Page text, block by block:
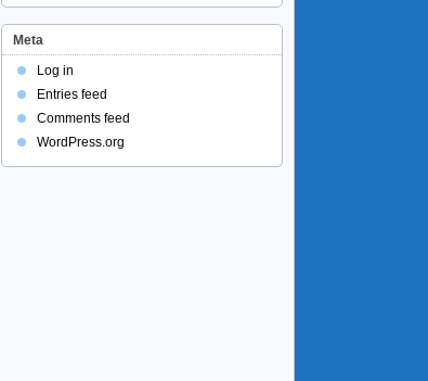
Meta
Log in
Entries feed
Comments feed
WordPress.org